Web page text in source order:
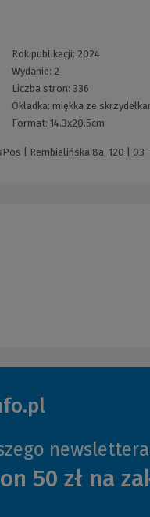
Rok publikacji: 2024
Wydanie: 2
Liczba stron: 336
Okładka: miękka ze
Format: 14.3x20.5cm
| Rembielińska 8a, 120 |
newslettera
50 zł na